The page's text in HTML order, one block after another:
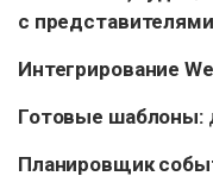
с
Интегрирование
Готовые шаблоны:
Планировщик